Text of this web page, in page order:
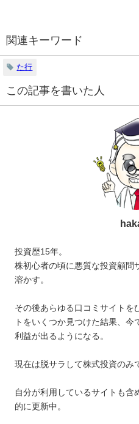
関連キーワード
た行
この記事を書いた人
投資歴15年。
株初心者の頃に悪質な投資顧問
溶かす。
その後あらゆる口コミサイトを
トをいくつか見つけた結果、
利益が出るようになる。
現在は脱サラして株式投資のみ
自分が利用しているサイトも含
的に更新中。